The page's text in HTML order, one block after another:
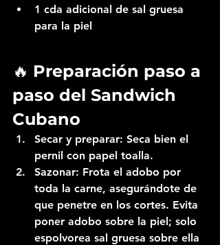
1 cda adicional de sal gruesa
para la piel
🔥 Preparación paso a
paso del Sandwich
Cubano
Secar y preparar: Seca bien el
pernil con papel toalla.
Sazonar: Frota el adobo por
toda la carne, asegurándote de
que penetre en los cortes. Evita
poner adobo sobre la piel; solo
espolvorea sal gruesa sobre ella